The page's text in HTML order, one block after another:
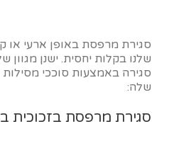
סגירת מרפסת באופן ארעי או
שלנו בקלות יחסית. ישנן
סגירה באמצעות סוככי מסילות
שלה:
סגירת מרפסת בזכוכית